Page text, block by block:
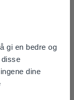
gi en bedre og
dine
might
you'll